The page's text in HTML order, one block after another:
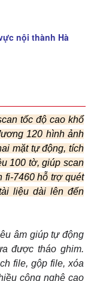
nội thành Hà
tốc độ cao khổ
120 hình ảnh
mặt tự động, tích
100 tờ, giúp scan
fi-7460 hỗ trợ quét
liệu dài lên đến
âm giúp tự động
được tháo ghim.
file, gộp file, xóa
công nghệ cao